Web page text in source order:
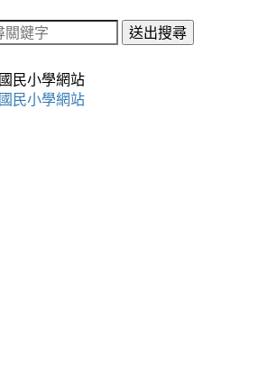
送出搜尋
民小學網站
民小學網站